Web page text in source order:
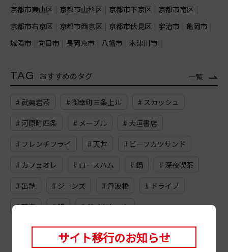
京都市東山区
京都市山科区 京都市下京区
京都市南区
京都市右京区
京都市西京区 京都市伏見区 宇治市
亀岡市
城陽市
向日市 長岡京市 八幡市 木津川市
TAG おすすめのタグ 一覧
# 武夷岩茶 # 御幸町三条上ル # スカッシュ
# 河原町四条 # メープル # 大垣書店
# フレンチフライ # 天丼 # ビーフカツサンド
# カフェオレ # ロースハム # 鍋 # 深夜喫茶
# 缶詰 # ジーンズ # 丹波橋 # ドライブ
# 鴨肉 # 鰻 # ドイツケーキ
サイト移行のお知らせ